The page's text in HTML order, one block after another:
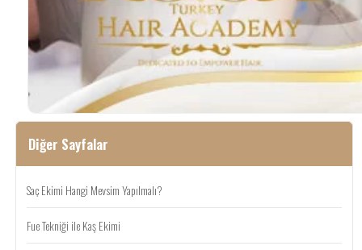
Diğer Sayfalar
Saç Ekimi Hangi Mevsim Yapılmalı?
Fue Tekniği ile Kaş Ekimi